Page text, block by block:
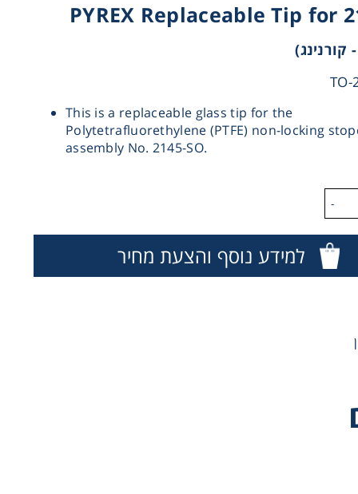
PYREX Replaceable Tip for
This is a replaceable glass tip for the
Polytetrafluorethylene (PTFE) non-locking
assembly No. 2145-SO.
-
למידע נוסף והצעת מחיר